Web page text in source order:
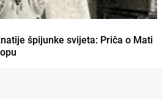
špijunke svijeta: Priča o Mati